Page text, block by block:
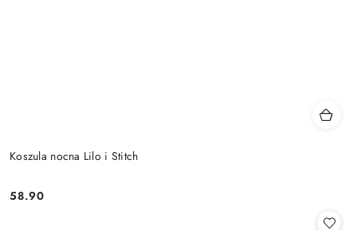
Koszula nocna Lilo i Stitch
Cena:
58.90